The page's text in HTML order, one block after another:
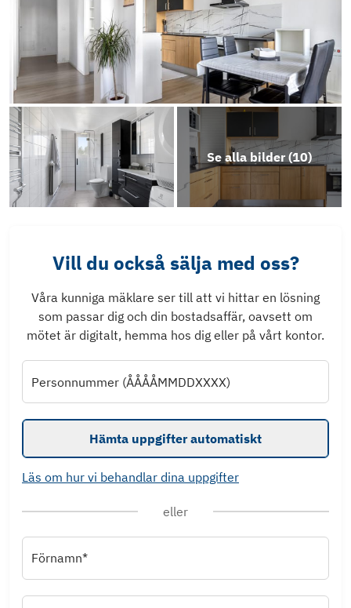
Se alla bilder (10)
Vill du också sälja med oss?
Våra kunniga mäklare ser till att vi hittar en lösning
som passar dig och din bostadsaffär, oavsett om
mötet är digitalt, hemma hos dig eller på vårt kontor.
Personnummer (ÅÅÅÅMMDDXXXX)
Hämta uppgifter automatiskt
Läs om hur vi behandlar dina uppgifter
eller
Förnamn*